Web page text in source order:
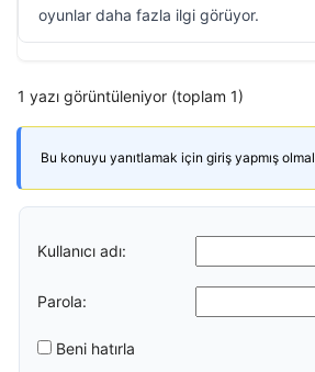
oyunlar daha fazla ilgi görüyor.
1 yazı görüntüleniyor (toplam 1)
Bu konuyu yanıtlamak için giriş yapmış
Kullanıcı adı:
Parola:
Beni hatırla